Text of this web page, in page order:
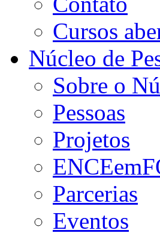
Cursos
Núcleo de
Sobre o
Pessoas
Projetos
Parcerias
Eventos